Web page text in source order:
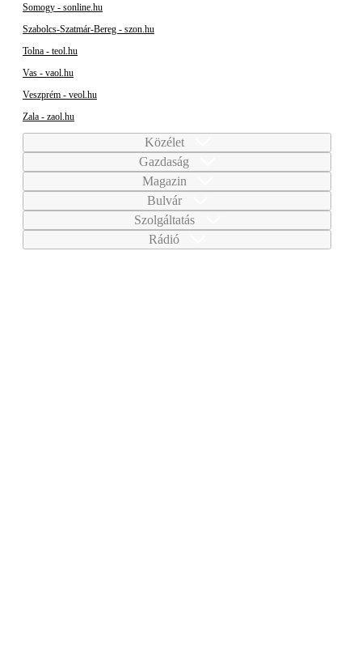
Somogy - sonline.hu
Szabolcs-Szatmár-Bereg - szon.hu
Tolna - teol.hu
Vas - vaol.hu
Veszprém - veol.hu
Zala - zaol.hu
Közélet
Gazdaság
Magazin
Bulvár
Szolgáltatás
Rádió